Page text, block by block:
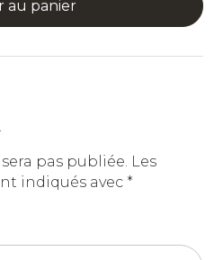
au panier
pas publiée. Les
indiqués avec *